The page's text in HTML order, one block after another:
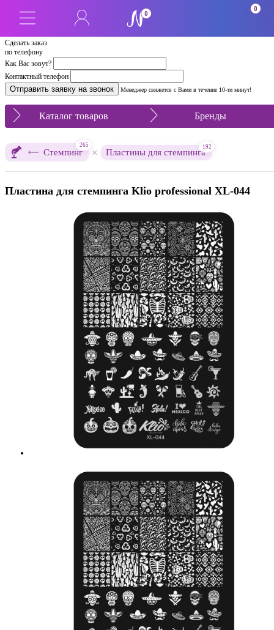
Сделать заказ
по телефону
Как Вас зовут?
Контактный телефон
Менеджер свяжется с Вами в течение 10-ти минут!
0
0
Каталог товаров Бренды
Стемпинг
265
× Пластины для стемпинга
192
Пластина для стемпинга Klio professional XL-044